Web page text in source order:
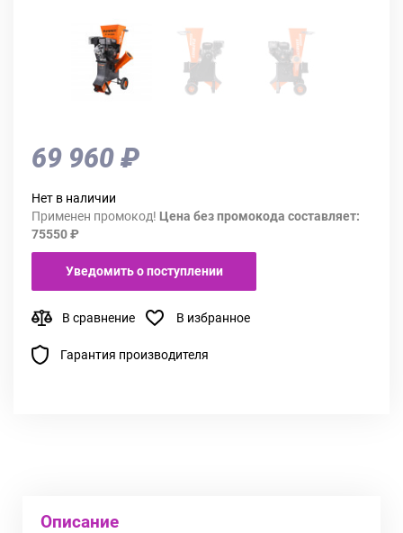
69 960 ₽
Нет в наличии
Применен промокод! Цена без промокода составляет:
75550 ₽
Уведомить о поступлении
В сравнение В избранное
Гарантия производителя
Описание